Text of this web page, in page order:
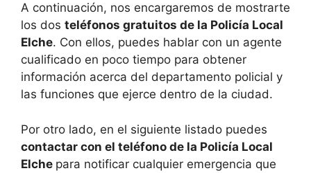
A continuación, nos encargaremos de mostrarte
los dos teléfonos gratuitos de la Policía Local
Elche. Con ellos, puedes hablar con un agente
cualificado en poco tiempo para obtener
información acerca del departamento policial y
las funciones que ejerce dentro de la ciudad.
Por otro lado, en el siguiente listado puedes
contactar con el teléfono de la Policía Local
Elche para notificar cualquier emergencia que